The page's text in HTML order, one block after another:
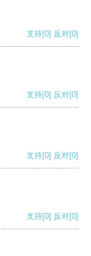
支持[0] 反对[0]
支持[0] 反对[0]
支持[0] 反对[0]
支持[0] 反对[0]